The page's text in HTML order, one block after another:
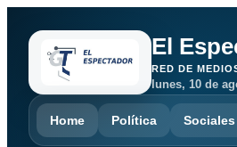
El
RED DE
lunes, 10 de
Home Política Sociales